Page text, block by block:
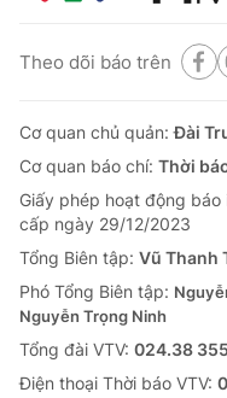
Theo dõi báo trên
Cơ quan chủ quản:Đài
Cơ quan báo chí: Thời
Giấy phép hoạt động
cấp ngày 29/12/2023
Tổng Biên tập: Vũ Thanh
Phó Tổng Biên tập:
Nguyễn Trọng Ninh
Tổng đài VTV: 024.38
Ðiện thoại Thời báo VTV: